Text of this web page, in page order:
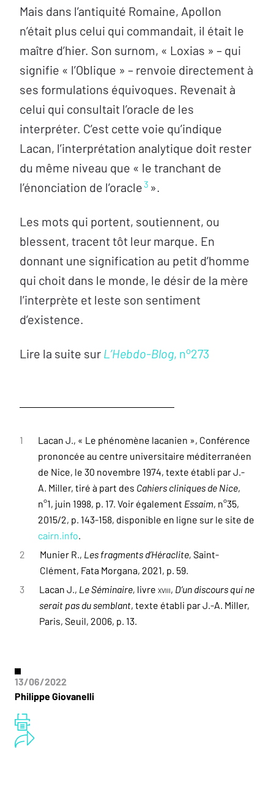
13/06/2022
Philippe Giovanelli
Mais dans l’antiquité Romaine, Apollon
n’était plus celui qui commandait, il était le
maître d’hier. Son surnom, « Loxias » – qui
signifie « l’Oblique » – renvoie directement à
ses formulations équivoques. Revenait à
celui qui consultait l’oracle de les
interpréter. C’est cette voie qu’indique
Lacan, l’interprétation analytique doit rester
du même niveau que « le tranchant de
l’énonciation de l’oracle3 ».
Les mots qui portent, soutiennent, ou
blessent, tracent tôt leur marque. En
donnant une signification au petit d’homme
qui choit dans le monde, le désir de la mère
l’interprète et leste son sentiment
d’existence.
Lire la suite sur L’Hebdo-Blog, no273
1
Lacan J., « Le phénomène lacanien », Conférence
prononcée au centre universitaire méditerranéen
de Nice, le 30 novembre 1974, texte établi par J.-
A. Miller, tiré à part des Cahiers cliniques de Nice,
n°1, juin 1998, p. 17. Voir également Essaim, n°35,
2015/2, p. 143-158, disponible en ligne sur le site de
cairn.info.
2
Munier R., Les fragments d’Héraclite, Saint-
Clément, Fata Morgana, 2021, p. 59.
3
Lacan J., Le Séminaire, livre XVIII, D’un discours qui ne
serait pas du semblant, texte établi par J.-A. Miller,
Paris, Seuil, 2006, p. 13.